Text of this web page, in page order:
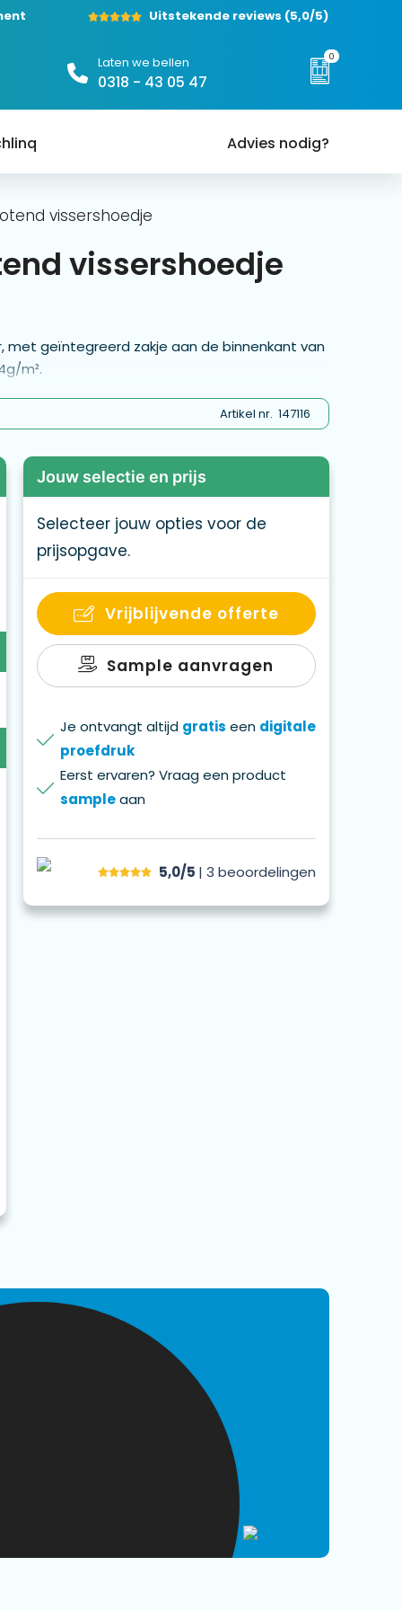
Uitstekende reviews (5,0/5)
Laten we bellen
0318 - 43 05 47
0
Advies nodig?
vissershoedje
vissershoedje
geïntegreerd zakje aan de binnenkant van
m².
Artikel nr. 147116
Jouw selectie en prijs
Selecteer jouw opties voor de
prijsopgave.
Vrijblijvende offerte
Sample aanvragen
Je ontvangt altijd gratis een digitale
proefdruk
Eerst ervaren? Vraag een product
sampleaan
5,0/5 | 3 beoordelingen